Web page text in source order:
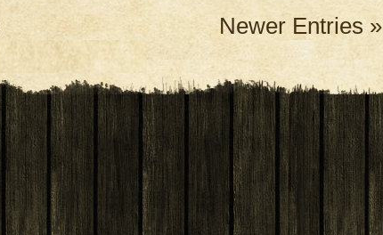
Newer Entries »